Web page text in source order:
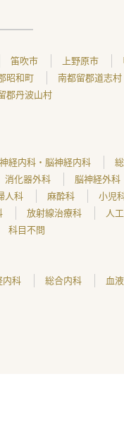
笛吹市 上野原市
昭和町 南都留郡道志村
郡丹波山村
神経内科・脳神経内科
消化器外科 脳神経外科
人科 麻酔科 小児
放射線治療科 人
科目不問
内科 総合内科 血